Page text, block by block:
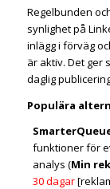
Regelbunden
synlighet på
inlägg i förväg
är aktiv. Det ger
daglig
Populära
funktioner för
analys (Min
30 dagar